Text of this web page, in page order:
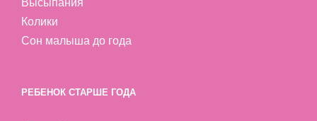
Колики
Сон малыша до года
РЕБЕНОК СТАРШЕ ГОДА